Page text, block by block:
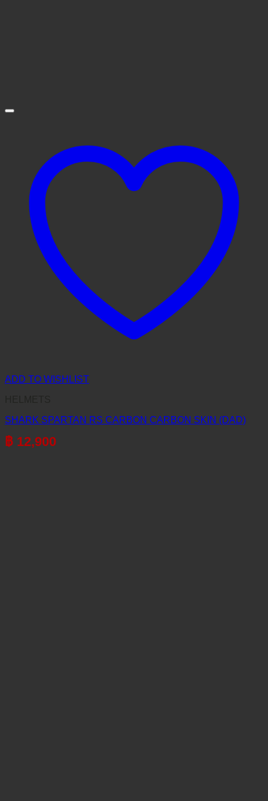
ADD TO WISHLIST
SHARK SPARTAN RS CARBON CARBON SKIN (DAD)
฿ 12,900